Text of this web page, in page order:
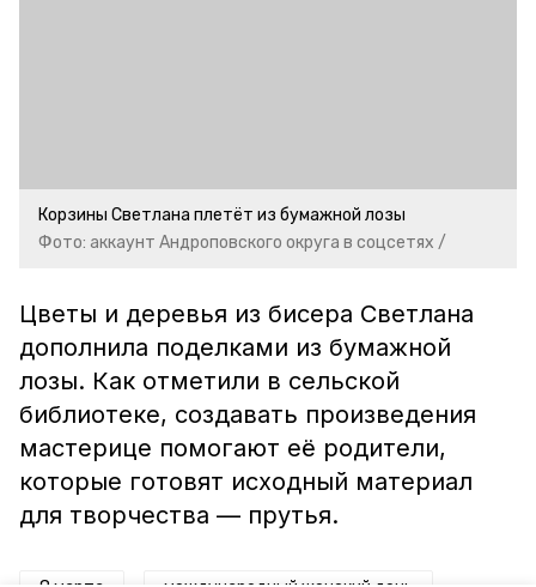
Корзины Светлана плетёт из бумажной лозы
Фото: аккаунт Андроповского округа в соцсетях /
Цветы и деревья из бисера Светлана
дополнила поделками из бумажной
лозы. Как отметили в сельской
библиотеке, создавать произведения
мастерице помогают её родители,
которые готовят исходный материал
для творчества — прутья.